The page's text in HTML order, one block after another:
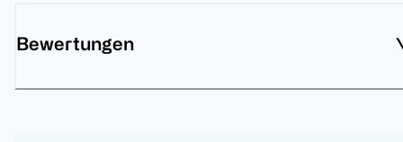
Bewertungen